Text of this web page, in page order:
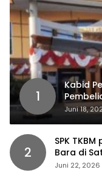
1
Kabid
Juni 18,
2
SPK
Bara di
Juni 22, 2026